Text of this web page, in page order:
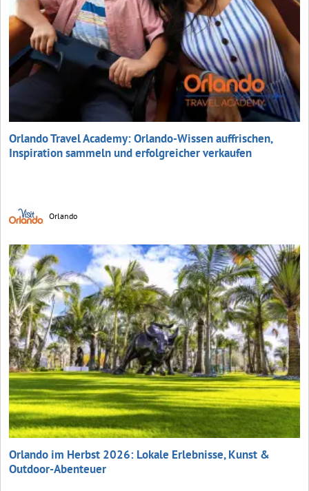
Orlando Travel Academy: Orlando-Wissen auffrischen,
Inspiration sammeln und erfolgreicher verkaufen
Orlando
Orlando im Herbst 2026: Lokale Erlebnisse, Kunst &
Outdoor-Abenteuer